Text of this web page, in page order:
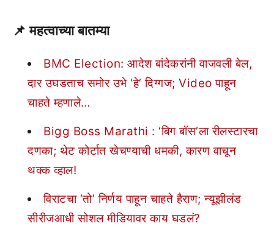
📌 महत्वाच्या बातम्या
BMC Election: आदेश बांदेकरांनी वाजवली बेल,
दार उघडताच समोर उभे ‘हे’ दिग्गज; Video पाहून
चाहते म्हणाले…
Bigg Boss Marathi : ‘बिग बॉस’ला रीलस्टारचा
दणका; थेट कोर्टात खेचण्याची धमकी, कारण वाचून
थक्क व्हाल!
विराटचा ‘तो’ निर्णय पाहून चाहते हैराण; न्यूझीलंड
सीरीजआधी सोशल मीडियावर काय घडलं?